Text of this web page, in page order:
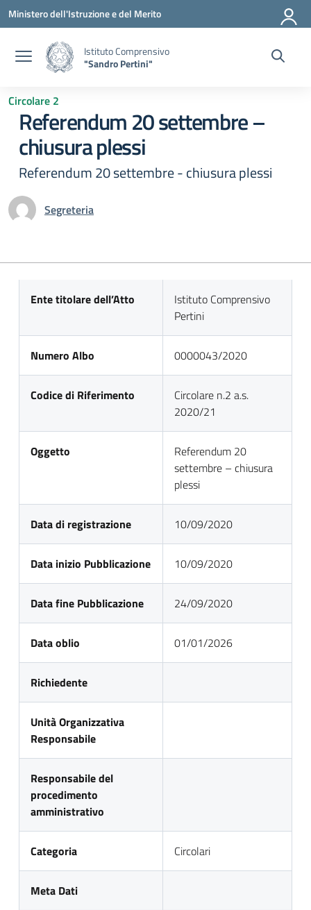
Vai ai contenuti
Vai al menu di navigazione
Vai al footer
Ministero dell'Istruzione e del Merito
Istituto Comprensivo
"Sandro Pertini"
Circolare 2
Referendum 20 settembre –
chiusura plessi
Referendum 20 settembre - chiusura plessi
Segreteria
Ente titolare dell’Atto
Istituto Comprensivo
Pertini
Numero Albo 0000043/2020
Codice di Riferimento
Circolare n.2 a.s.
2020/21
Oggetto
Referendum 20
settembre – chiusura
plessi
Data di registrazione 10/09/2020
Data inizio Pubblicazione 10/09/2020
Data fine Pubblicazione 24/09/2020
Data oblio 01/01/2026
Richiedente
Unità Organizzativa
Responsabile
Responsabile del
procedimento
amministrativo
Categoria Circolari
Meta Dati